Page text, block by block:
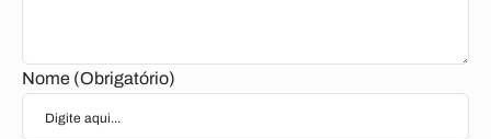
Nome (Obrigatório)